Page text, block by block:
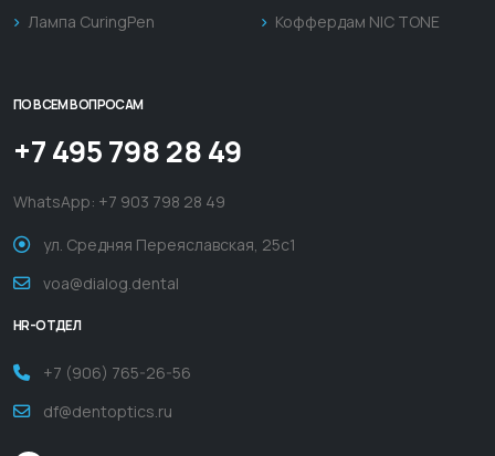
Лампа CuringPen
Коффердам NIC TONE
ПО ВСЕМ ВОПРОСАМ
+7 495 798 28 49
WhatsApp: +7 903 798 28 49
ул. Средняя Переяславская, 25с1
voa@dialog.dental
HR-ОТДЕЛ
+7 (906) 765-26-56
df@dentoptics.ru